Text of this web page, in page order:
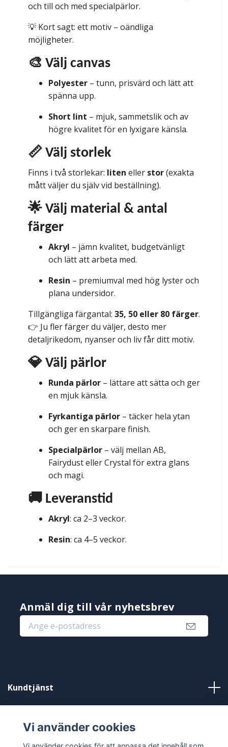
och till och med specialpärlor.
💡 Kort sagt: ett motiv – oändliga
möjligheter.
🎨 Välj canvas
Polyester – tunn, prisvärd och lätt att
spänna upp.
Short lint – mjuk, sammetslik och av
högre kvalitet för en lyxigare känsla.
📏 Välj storlek
Finns i två storlekar: liten eller stor(exakta
mått väljer du själv vid beställning).
🌟 Välj material & antal
färger
Akryl – jämn kvalitet, budgetvänligt
och lätt att arbeta med.
Resin – premiumval med hög lyster och
plana undersidor.
Tillgängliga färgantal: 35, 50 eller 80 färger.
👉 Ju fler färger du väljer, desto mer
detaljrikedom, nyanser och liv får ditt motiv.
💎 Välj pärlor
Runda pärlor – lättare att sätta och ger
en mjuk känsla.
Fyrkantiga pärlor – täcker hela ytan
och ger en skarpare finish.
Specialpärlor – välj mellan AB,
Fairydust eller Crystal för extra glans
och magi.
🚚 Leveranstid
Akryl: ca 2–3 veckor.
Resin: ca 4–5 veckor.
Anmäl dig till vår nyhetsbrev
Kundtjänst
Vi använder cookies